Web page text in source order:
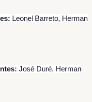
Leonel Barreto, Herman
José Duré, Herman